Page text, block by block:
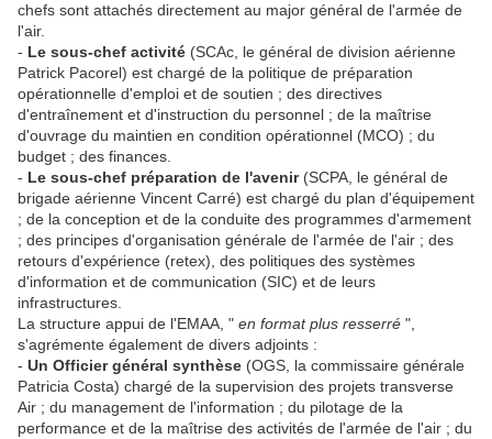
chefs sont attachés directement au major général de l'armée de
l'air.
- Le sous-chef activité (SCAc, le général de division aérienne
Patrick Pacorel) est chargé de la politique de préparation
opérationnelle d'emploi et de soutien ; des directives
d'entraînement et d'instruction du personnel ; de la maîtrise
d'ouvrage du maintien en condition opérationnel (MCO) ; du
budget ; des finances.
- Le sous-chef préparation de l'avenir(SCPA, le général de
brigade aérienne Vincent Carré) est chargé du plan d'équipement
; de la conception et de la conduite des programmes d'armement
; des principes d'organisation générale de l'armée de l'air ; des
retours d'expérience (retex), des politiques des systèmes
d'information et de communication (SIC) et de leurs
infrastructures.
La structure appui de l'EMAA, " en format plus resserré ",
s'agrémente également de divers adjoints :
- Un Officier général synthèse (OGS, la commissaire générale
Patricia Costa) chargé de la supervision des projets transverse
Air ; du management de l'information ; du pilotage de la
performance et de la maîtrise des activités de l'armée de l'air ; du